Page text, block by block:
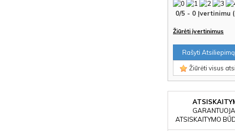
0/5 - 0 Įvertinimu
Žiūrėti įvertinimus
Rašyti Atsiliepimą
Žiūrėti visus
ATSISKAITYMO